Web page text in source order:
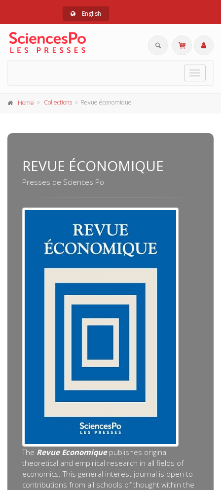
English
Toggle
Home Collections Revue économique
REVUE ÉCONOMIQUE
Presses de Sciences Po
The Revue Economique publishes original
theoretical and empirical research in all fields of
economics. This general interest journal is open to
contributions from all schools of thought within the